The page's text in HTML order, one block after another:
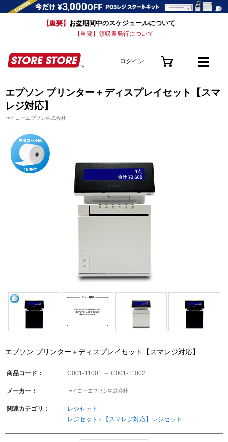
【重要】 お盆期間中のスケジュールについて
【重要】領収書発行について
ログイン
エプソン プリンター＋ディスプレイセット【スマ
レジ対応】
セイコーエプソン株式会社
エプソン プリンター＋ディスプレイセット【スマレジ対応】
商品コード： C001-11001 ～ C001-11002
メーカー： セイコーエプソン株式会社
関連カテゴリ：
レジセット
レジセット › 【スマレジ対応】レジセット